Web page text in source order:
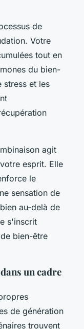
de
Votre
tout en
du bien-
stress et les
agit
esprit. Elle
le
sensation de
au-delà de
s'inscrit
bien-être
un cadre
de génération
trouvent